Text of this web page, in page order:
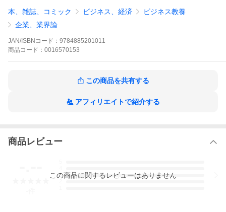
本、雑誌、コミック ビジネス、経済
ビジネス教養
企業、業界論
JAN/ISBNコード： 9784885201011
商品 コード： 0016570153
この商品を共有する
アフィリエイトで紹介する
商品レビュー
3
この商品に関するレビューはありません